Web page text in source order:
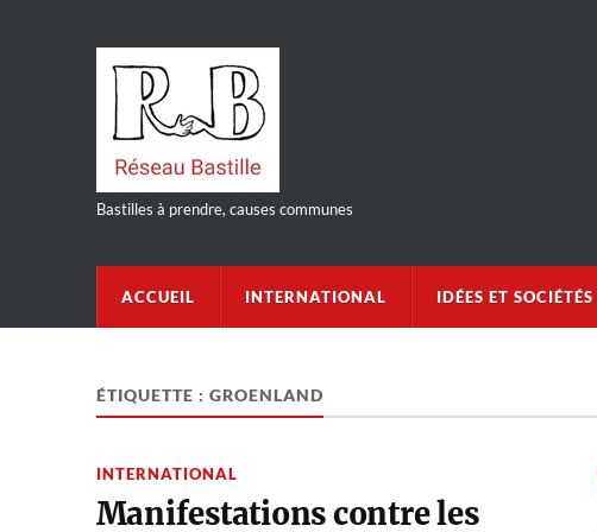
Bastilles à prendre, causes communes
ACCUEIL INTERNATIONAL IDÉES ET SOCIÉTÉS
ÉTIQUETTE : GROENLAND
INTERNATIONAL
Manifestations contre les